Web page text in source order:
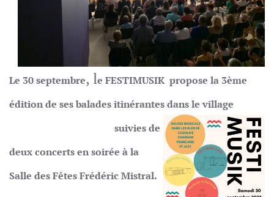
Le 30 septembre, le FESTIMUSIK propose la 3ème
édition de ses balades itinérantesdans le village
suivies de
deux concerts en soirée à la
Salle des Fêtes Frédéric Mistral.